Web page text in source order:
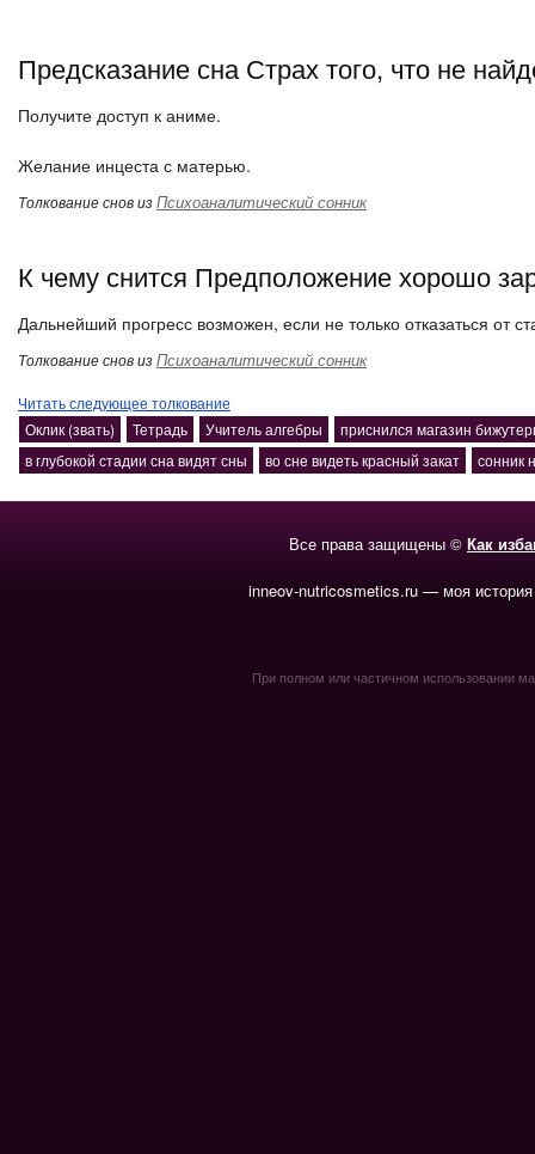
Предсказание сна Страх того, что не
Получите доступ к аниме.
Желание инцеста с матерью.
Толкование снов изПсихоаналитический сонник
К чему снится Предположение хорошо
Дальнейший прогресс возможен, если не только отказаться от
Толкование снов изПсихоаналитический сонник
Читать следующее толкование
Оклик (звать)
Тетрадь Учитель алгебры
приснился магазин
в глубокой стадии сна видят сны
во сне видеть красный закат сонник
Все права защищены © Как
inneov-nutricosmetics.ru — моя
При полном или частичном использовании